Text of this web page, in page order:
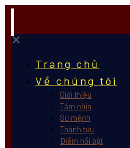
✕
Trang chủ
Về chúng tôi
Giới thiệu
Tầm nhìn
Sứ mệnh
Thành tựu
Điểm nổi bật